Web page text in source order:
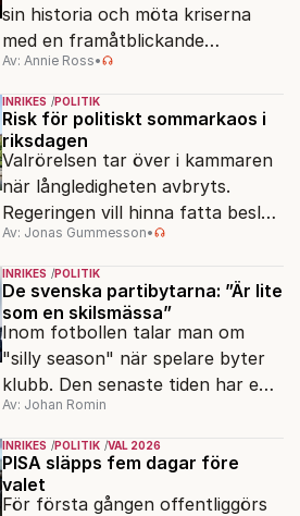
sin historia och möta kriserna
med en framåtblickande
strukturpolitik för att göra
Sverige långsiktigt hållbart,
jämlikt och kriståligt.
Av: Annie Ross•
INRIKES POLITIK
Risk för politiskt sommarkaos i
riksdagen
Valrörelsen tar över i kammaren
när långledigheten avbryts.
Regeringen vill hinna fatta beslut
före valet – men oppositionen
ser sin chans att pressa
Tidösidan.
Av: Jonas Gummesson•
INRIKES POLITIK
De svenska partibytarna: ”Är lite
som en skilsmässa”
Inom fotbollen talar man om
"silly season" när spelare byter
klubb. Den senaste tiden har en
rad svenska politiker bytt parti –
men varför, och vad skiljer
partiernas interna kulturer åt?
Av: Johan Romin
INRIKES POLITIK VAL 2026
PISA släpps fem dagar före
valet
För första gången offentliggörs